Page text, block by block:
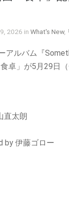
2026 inWhat's New,
アルバム『
卓」が5月29日
直太朗
by 伊藤ゴロー